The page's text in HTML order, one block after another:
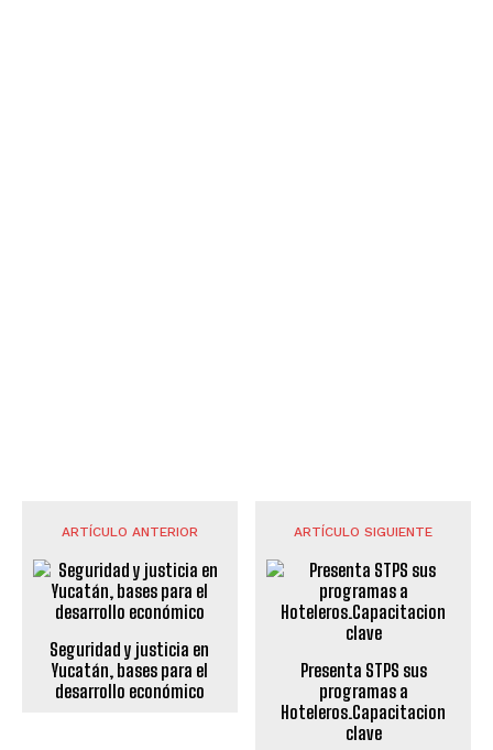
ARTÍCULO ANTERIOR
Seguridad y justicia en
Yucatán, bases para el
desarrollo económico
ARTÍCULO SIGUIENTE
Presenta STPS sus
programas a
Hoteleros.Capacitacion
clave